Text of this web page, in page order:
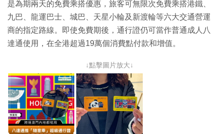
是為期兩天的免費乘搭優惠，旅客可無限次免費乘搭港鐵、
九巴、龍運巴士、城巴、天星小輪及新渡輪等六大交通營運
商的指定路線。即使免費期後，通行證仍可當作普通成人八
達通使用，在全港超過19萬個消費點付款和增值。
↓點擊圖片放大↓